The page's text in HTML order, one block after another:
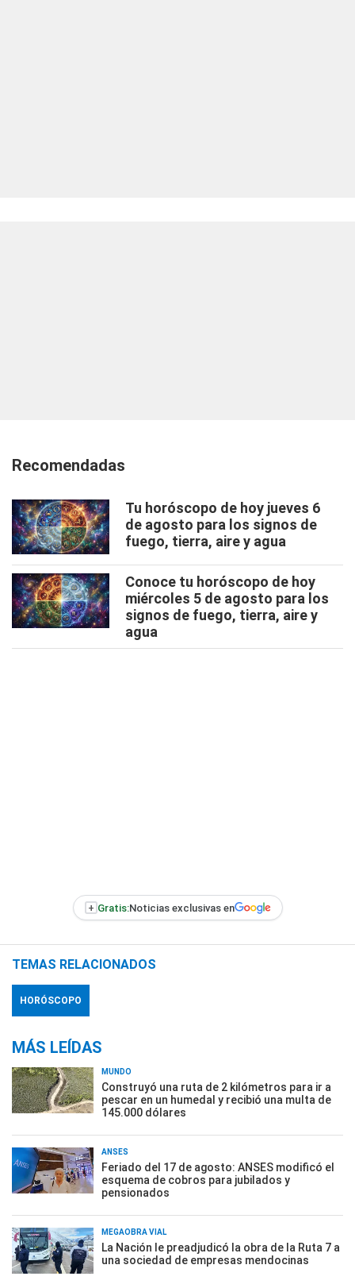
Recomendadas
Tu horóscopo de hoy jueves 6
de agosto para los signos de
fuego, tierra, aire y agua
Conoce tu horóscopo de hoy
miércoles 5 de agosto para los
signos de fuego, tierra, aire y
agua
+ Gratis:Noticias exclusivas en
TEMAS RELACIONADOS
HORÓSCOPO
MÁS LEÍDAS
MUNDO
Construyó una ruta de 2 kilómetros para ir a
pescar en un humedal y recibió una multa de
145.000 dólares
ANSES
Feriado del 17 de agosto: ANSES modificó el
esquema de cobros para jubilados y
pensionados
MEGAOBRA VIAL
La Nación le preadjudicó la obra de la Ruta 7 a
una sociedad de empresas mendocinas